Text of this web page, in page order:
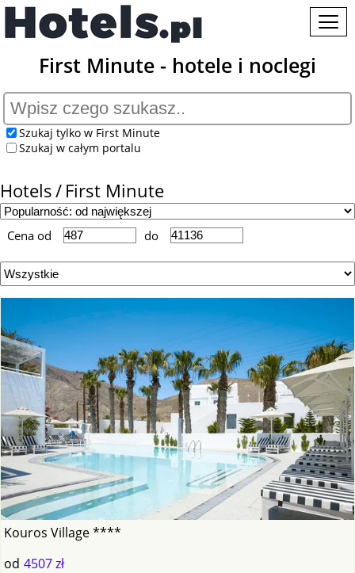
First Minute - hotele i noclegi
Szukaj tylko w First Minute
Szukaj w całym portalu
Hotels First Minute
Cena od do
Kouros Village ****
od 4507 zł